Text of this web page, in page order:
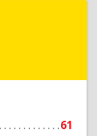
61
г, Азина ул,